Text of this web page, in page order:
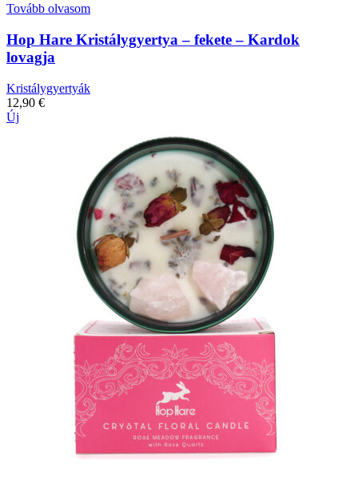
Tovább olvasom
Hop Hare Kristálygyertya – fekete – Kardok
lovagja
Kristálygyertyák
12,90 €
Új